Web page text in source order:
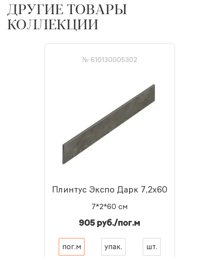
ДРУГИЕ ТОВАРЫ
КОЛЛЕКЦИИ
№ 610130005302
Плинтус Экспо Дарк 7,2x60
7*2*60 см
905 руб./пог.м
пог.м упак. шт.